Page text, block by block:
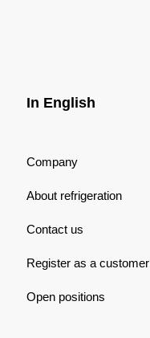
In English
Company
About refrigeration
Contact us
Register as a customer
Open positions